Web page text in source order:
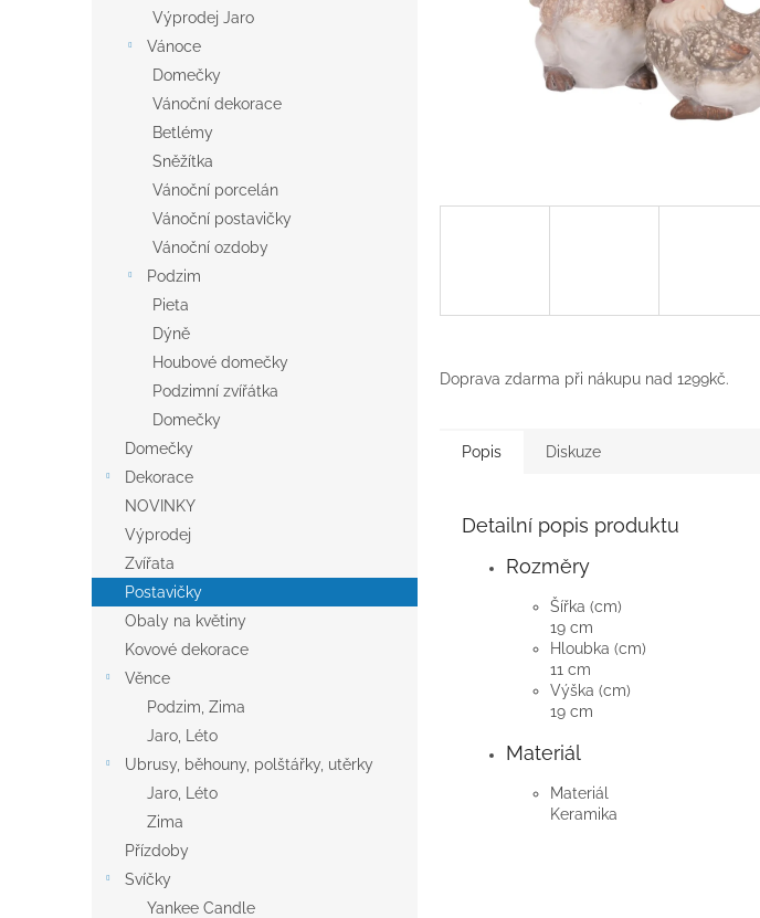
Výprodej Jaro
Vánoce
Domečky
Vánoční dekorace
Betlémy
Sněžítka
Vánoční porcelán
Vánoční postavičky
Vánoční ozdoby
Podzim
Pieta
Dýně
Houbové domečky
Podzimní zvířátka
Domečky
Domečky
Dekorace
NOVINKY
Výprodej
Zvířata
Postavičky
Obaly na květiny
Kovové dekorace
Věnce
Podzim, Zima
Jaro, Léto
Ubrusy, běhouny, polštářky, utěrky
Jaro, Léto
Zima
Přízdoby
Svíčky
Yankee Candle
Doprava zdarma při nákupu nad 1299kč.
Popis Diskuze
Detailní popis produktu
Rozměry
Šířka (cm)
19 cm
Hloubka (cm)
11 cm
Výška (cm)
19 cm
Materiál
Materiál
Keramika